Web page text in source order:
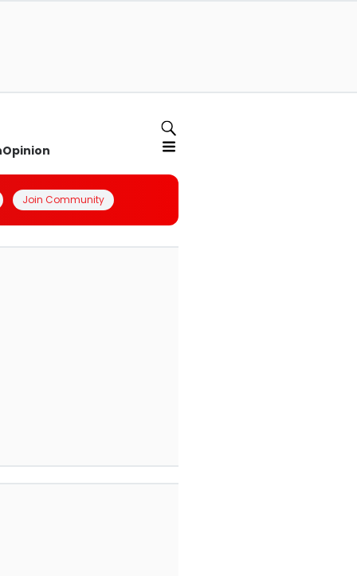
Opinion
Join Community